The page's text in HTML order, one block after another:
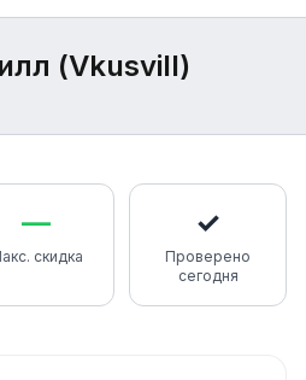
(Vkusvill)
—
скидка
✓
Проверено
сегодня